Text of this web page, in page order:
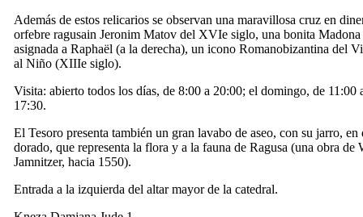
Además de estos relicarios se observan una maravillosa cruz en
orfebre ragusain Jeronim Matov del XVIe siglo, una bonita Madona
asignada a Raphaël (a la derecha), un icono Romanobizantina del
al Niño (XIIIe siglo).
Visita: abierto todos los días, de 8:00 a 20:00; el domingo, de 11:00
17:30.
El Tesoro presenta también un gran lavabo de aseo, con su jarro, en
dorado, que representa la flora y a la fauna de Ragusa (una obra de
Jamnitzer, hacia 1550).
Entrada a la izquierda del altar mayor de la catedral.